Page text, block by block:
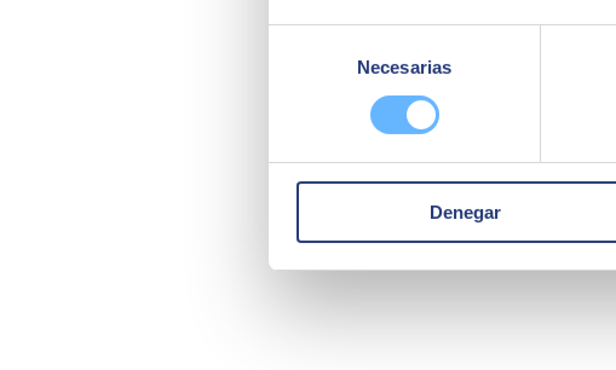
consentimiento
Necesarias
Denegar